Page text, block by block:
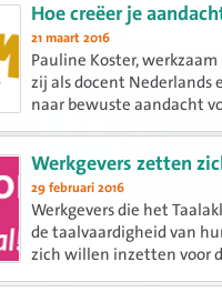
Hoe creëer je
21 maart 2016
Pauline Koster, werkzaam
zij als docent
naar bewuste aandacht
verhoging van het
Werkgevers zetten
29 februari 2016
Werkgevers die het
de taalvaardigheid van
zich willen inzetten voor
ook een belangrijke